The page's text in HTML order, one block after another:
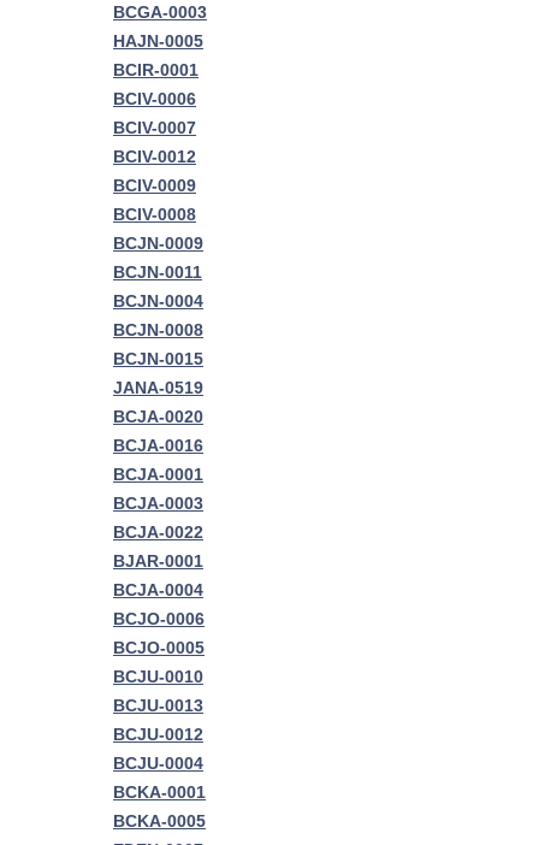
BCGA-0003
HAJN-0005
BCIR-0001
BCIV-0006
BCIV-0007
BCIV-0012
BCIV-0009
BCIV-0008
BCJN-0009
BCJN-0011
BCJN-0004
BCJN-0008
BCJN-0015
JANA-0519
BCJA-0020
BCJA-0016
BCJA-0001
BCJA-0003
BCJA-0022
BJAR-0001
BCJA-0004
BCJO-0006
BCJO-0005
BCJU-0010
BCJU-0013
BCJU-0012
BCJU-0004
BCKA-0001
BCKA-0005